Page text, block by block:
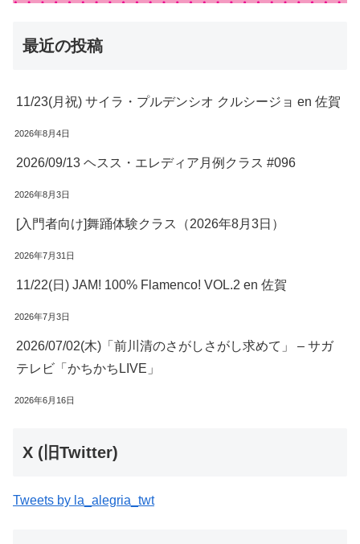
最近の投稿
11/23(月祝) サイラ・プルデンシオ クルシージョ en 佐賀
2026年8月4日
2026/09/13 ヘスス・エレディア月例クラス #096
2026年8月3日
[入門者向け]舞踊体験クラス（2026年8月3日）
2026年7月31日
11/22(日) JAM! 100% Flamenco! VOL.2 en 佐賀
2026年7月3日
2026/07/02(木)「前川清のさがしさがし求めて」 – サガ
テレビ「かちかちLIVE」
2026年6月16日
X (旧Twitter)
Tweets by la_alegria_twt